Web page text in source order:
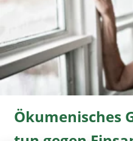
Ökumenisches